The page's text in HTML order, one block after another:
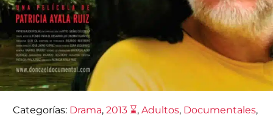
Categorías: Drama, 2013 ⌛, Adultos, Documentales